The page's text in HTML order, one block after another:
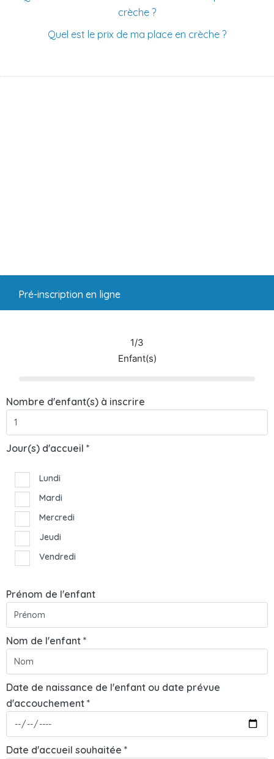
crèche ?
Quel est le prix de ma place en crèche ?
Pré-inscription en ligne
1/3
Enfant(s)
Nombre d'enfant(s) à inscrire
Jour(s) d'accueil *
Lundi
Mardi
Mercredi
Jeudi
Vendredi
Prénom de l'enfant
Nom de l'enfant *
Date de naissance de l'enfant ou date prévue
d'accouchement *
Date d'accueil souhaitée *